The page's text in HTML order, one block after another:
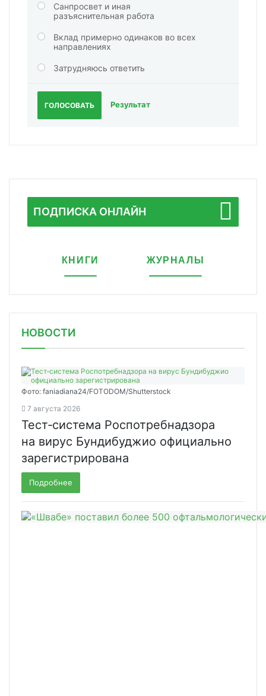
Санпросвет и иная
разъяснительная работа
Вклад примерно одинаков во всех
направлениях
Затрудняюсь ответить
ГОЛОСОВАТЬ Результат
ПОДПИСКА ОНЛАЙН
КНИГИ ЖУРНАЛЫ
НОВОСТИ
Фото: faniadiana24/FOTODOM/Shutterstock
7 августа 2026
Тест‑система Роспотребнадзора
на вирус Бундибуджио официально
зарегистрирована
Подробнее